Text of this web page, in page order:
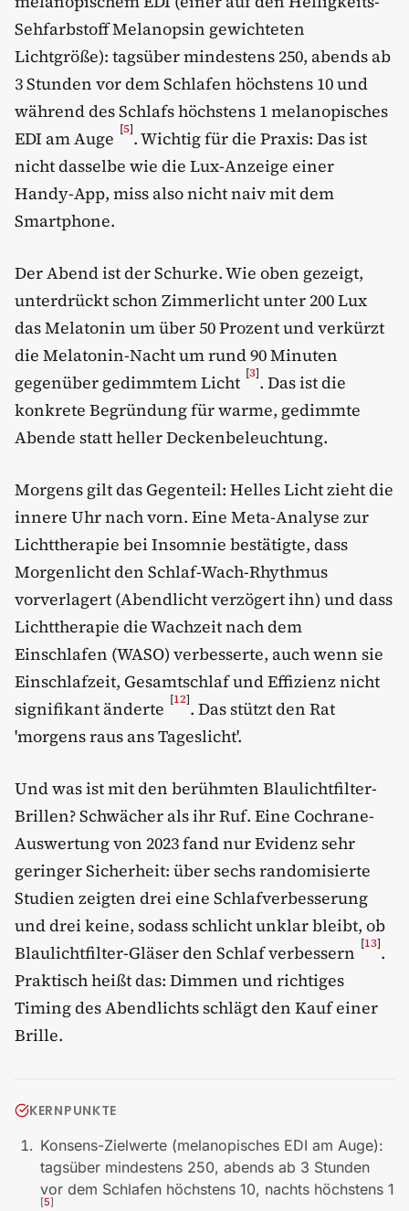
Sehfarbstoff Melanopsin gewichteten
Lichtgröße): tagsüber mindestens 250, abends ab
3 Stunden vor dem Schlafen höchstens 10 und
während des Schlafs höchstens 1 melanopisches
EDI am Auge [5]. Wichtig für die Praxis: Das ist
nicht dasselbe wie die Lux-Anzeige einer
Handy-App, miss also nicht naiv mit dem
Smartphone.
Der Abend ist der Schurke. Wie oben gezeigt,
unterdrückt schon Zimmerlicht unter 200 Lux
das Melatonin um über 50 Prozent und verkürzt
die Melatonin-Nacht um rund 90 Minuten
gegenüber gedimmtem Licht [3]. Das ist die
konkrete Begründung für warme, gedimmte
Abende statt heller Deckenbeleuchtung.
Morgens gilt das Gegenteil: Helles Licht zieht die
innere Uhr nach vorn. Eine Meta-Analyse zur
Lichttherapie bei Insomnie bestätigte, dass
Morgenlicht den Schlaf-Wach-Rhythmus
vorverlagert (Abendlicht verzögert ihn) und dass
Lichttherapie die Wachzeit nach dem
Einschlafen (WASO) verbesserte, auch wenn sie
Einschlafzeit, Gesamtschlaf und Effizienz nicht
signifikant änderte [12]. Das stützt den Rat
'morgens raus ans Tageslicht'.
Und was ist mit den berühmten Blaulichtfilter-
Brillen? Schwächer als ihr Ruf. Eine Cochrane-
Auswertung von 2023 fand nur Evidenz sehr
geringer Sicherheit: über sechs randomisierte
Studien zeigten drei eine Schlafverbesserung
und drei keine, sodass schlicht unklar bleibt, ob
Blaulichtfilter-Gläser den Schlaf verbessern [13].
Praktisch heißt das: Dimmen und richtiges
Timing des Abendlichts schlägt den Kauf einer
Brille.
KERNPUNKTE
Konsens-Zielwerte (melanopisches EDI am Auge):
tagsüber mindestens 250, abends ab 3 Stunden
vor dem Schlafen höchstens 10, nachts höchstens 1
[5]